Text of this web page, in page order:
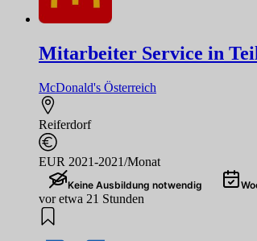
Mitarbeiter Service in
McDonald's Österreich
Reiferdorf
EUR 2021-2021/Monat
Keine Ausbildung notwendig
vor etwa 21 Stunden